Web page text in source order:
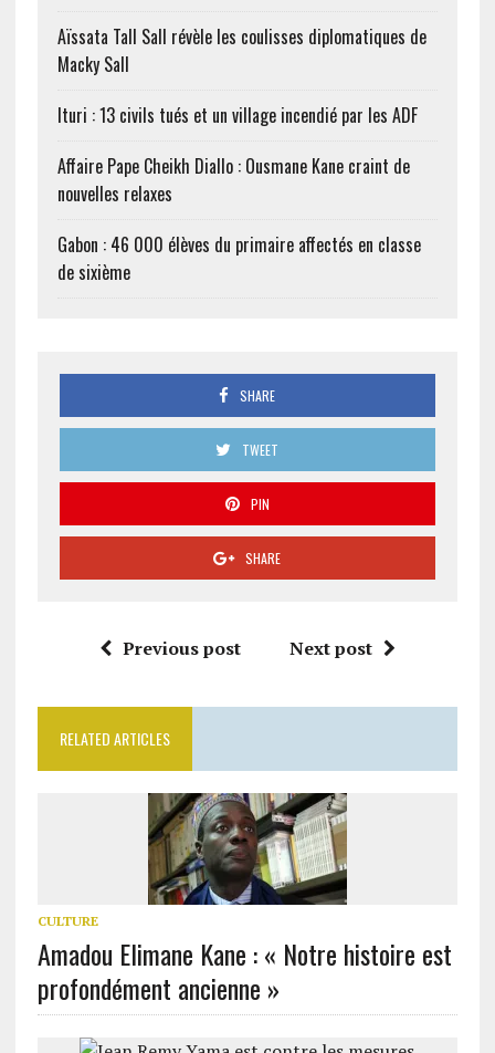
Aïssata Tall Sall révèle les coulisses diplomatiques de
Macky Sall
Ituri : 13 civils tués et un village incendié par les ADF
Affaire Pape Cheikh Diallo : Ousmane Kane craint de
nouvelles relaxes
Gabon : 46 000 élèves du primaire affectés en classe
de sixième
SHARE
TWEET
PIN
SHARE
Previous post Next post
RELATED ARTICLES
CULTURE
Amadou Elimane Kane : « Notre histoire est
profondément ancienne »